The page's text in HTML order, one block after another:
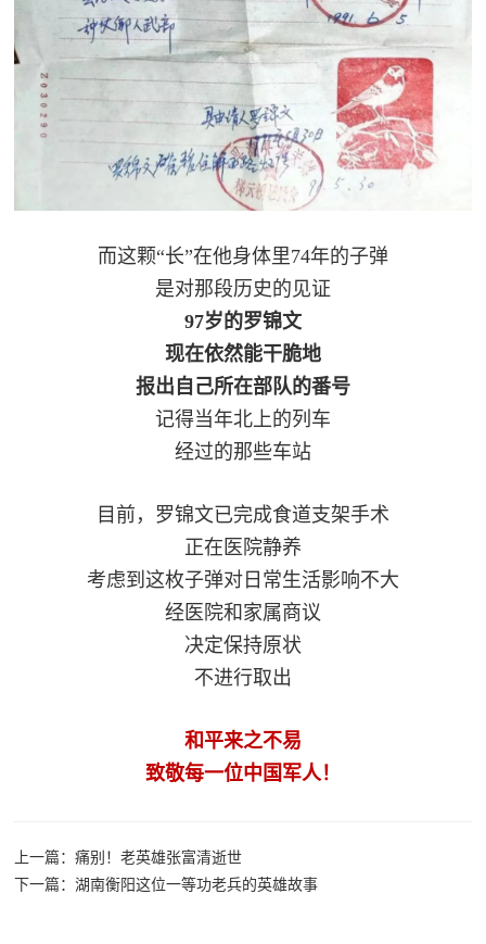
而这颗“长”在他身体里74年的子弹
是对那段历史的见证
97岁的罗锦文
现在依然能干脆地
报出自己所在部队的番号
记得当年北上的列车
经过的那些车站
目前，罗锦文已完成食道支架手术
正在医院静养
考虑到这枚子弹对日常生活影响不大
经医院和家属商议
决定保持原状
不进行取出
和平来之不易
致敬每一位中国军人！
上一篇：痛别！老英雄张富清逝世
下一篇：湖南衡阳这位一等功老兵的英雄故事